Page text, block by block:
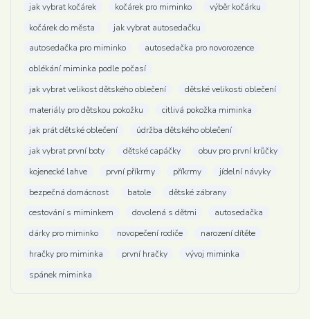
jak vybrat kočárek
kočárek pro miminko
výběr kočárku
kočárek do města
jak vybrat autosedačku
autosedačka pro miminko
autosedačka pro novorozence
oblékání miminka podle počasí
jak vybrat velikost dětského oblečení
dětské velikosti oblečení
materiály pro dětskou pokožku
citlivá pokožka miminka
jak prát dětské oblečení
údržba dětského oblečení
jak vybrat první boty
dětské capáčky
obuv pro první krůčky
kojenecké lahve
první příkrmy příkrmy
jídelní návyky
bezpečná domácnost
batole
dětské zábrany
cestování s miminkem
dovolená s dětmi
autosedačka
dárky pro miminko
novopečení rodiče
narození dítěte
hračky pro miminka
první hračky
vývoj miminka
spánek miminka